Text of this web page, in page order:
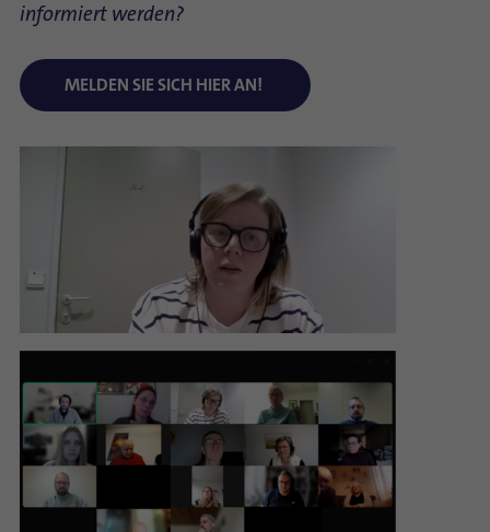
informiert werden?
MELDEN SIE SICH HIER AN!